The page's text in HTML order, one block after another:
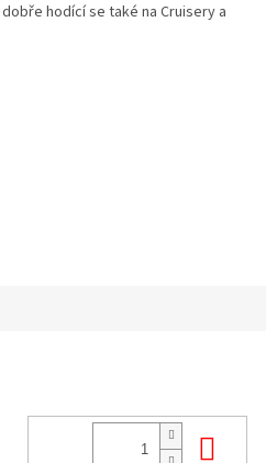
hodící se také na Cruisery a